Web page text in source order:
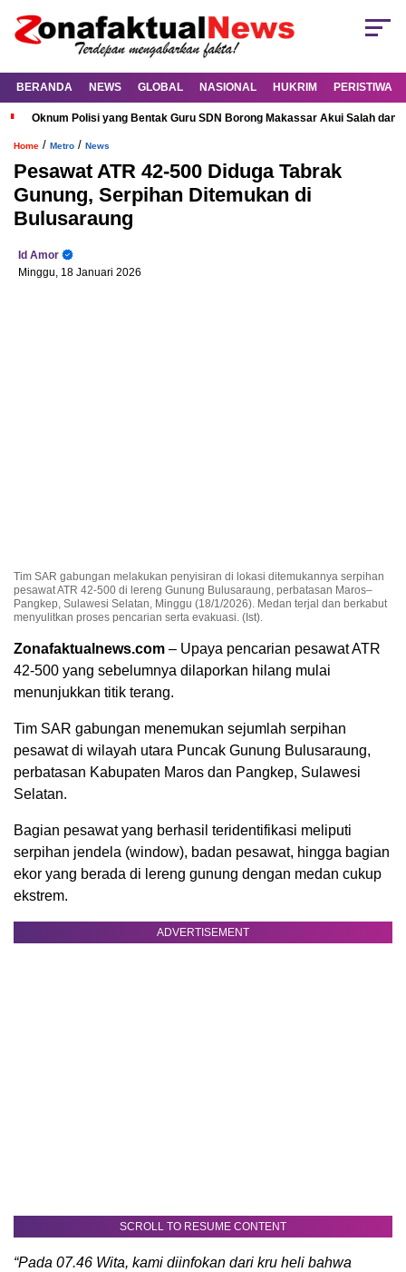
BERANDA NEWS GLOBAL NASIONAL HUKRIM PERISTIWA
Oknum Polisi yang Bentak Guru SDN Borong Makassar Akui Salah dan
Home / Metro / News
Pesawat ATR 42-500 Diduga Tabrak
Gunung, Serpihan Ditemukan di
Bulusaraung
Id Amor
Minggu, 18 Januari 2026
Tim SAR gabungan melakukan penyisiran di lokasi ditemukannya serpihan
pesawat ATR 42-500 di lereng Gunung Bulusaraung, perbatasan Maros–
Pangkep, Sulawesi Selatan, Minggu (18/1/2026). Medan terjal dan berkabut
menyulitkan proses pencarian serta evakuasi. (Ist).
Zonafaktualnews.com – Upaya pencarian pesawat ATR
42-500 yang sebelumnya dilaporkan hilang mulai
menunjukkan titik terang.
Tim SAR gabungan menemukan sejumlah serpihan
pesawat di wilayah utara Puncak Gunung Bulusaraung,
perbatasan Kabupaten Maros dan Pangkep, Sulawesi
Selatan.
Bagian pesawat yang berhasil teridentifikasi meliputi
serpihan jendela (window), badan pesawat, hingga bagian
ekor yang berada di lereng gunung dengan medan cukup
ekstrem.
ADVERTISEMENT
SCROLL TO RESUME CONTENT
“Pada 07.46 Wita, kami diinfokan dari kru heli bahwa